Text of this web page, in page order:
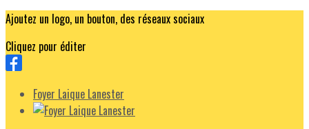
Ajoutez un logo, un bouton, des réseaux sociaux
Cliquez pour éditer
Foyer Laique Lanester